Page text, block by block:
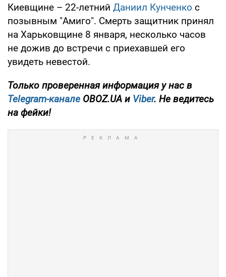
Киевщине – 22-летний Даниил Кунченко с
позывным "Амиго". Смерть защитник принял
на Харьковщине 8 января, несколько часов
не дожив до встречи с приехавшей его
увидеть невестой.
Только проверенная информация у нас в
Telegram-канале OBOZ.UA и Viber. Не ведитесь
на фейки!